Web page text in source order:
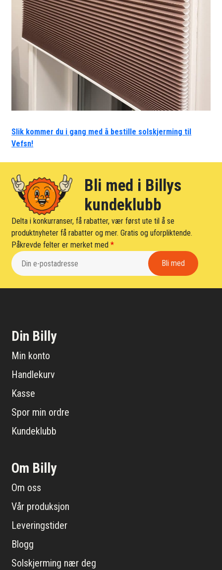
Slik kommer du i gang med å bestille solskjerming til
Vefsn!
Bli med i Billys
kundeklubb
Delta i konkurranser, få rabatter, vær først ute til å se
produktnyheter få rabatter og mer. Gratis og uforpliktende.
Påkrevde felter er merket med*
Din Billy
Min konto
Handlekurv
Kasse
Spor min ordre
Kundeklubb
Om Billy
Om oss
Vår produksjon
Leveringstider
Blogg
Solskjerming nær deg